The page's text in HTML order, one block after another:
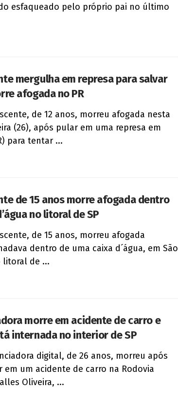
esfaqueado pelo próprio pai no último
mergulha em represa para salvar
afogada no PR
de 12 anos, morreu afogada nesta
(26), após pular em uma represa em
para tentar ...
de 15 anos morre afogada dentro
no litoral de SP
de 15 anos, morreu afogada
dentro de uma caixa d´água, em São
litoral de ...
morre em acidente de carro e
internada no interior de SP
digital, de 26 anos, morreu após
em um acidente de carro na Rodovia
Oliveira, ...